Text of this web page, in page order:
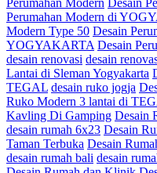
Perumahan Modern di
Modern Type 50 Desain
YOGYAKARTA Desain
desain renovasi desain
Lantai di Sleman Yogyakarta
TEGAL desain ruko jogja
Ruko Modern 3 lantai di
Kavling Di Gamping Desain
desain rumah 6x23 Desain
Taman Terbuka Desain
desain rumah bali desain